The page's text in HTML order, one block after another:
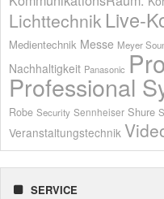
Lichttechnik Live-
Medientechnik Messe Meyer
Nachhaltigkeit Panasonic
Professional
Robe Security Sennheiser Shure
Veranstaltungstechnik
SERVICE